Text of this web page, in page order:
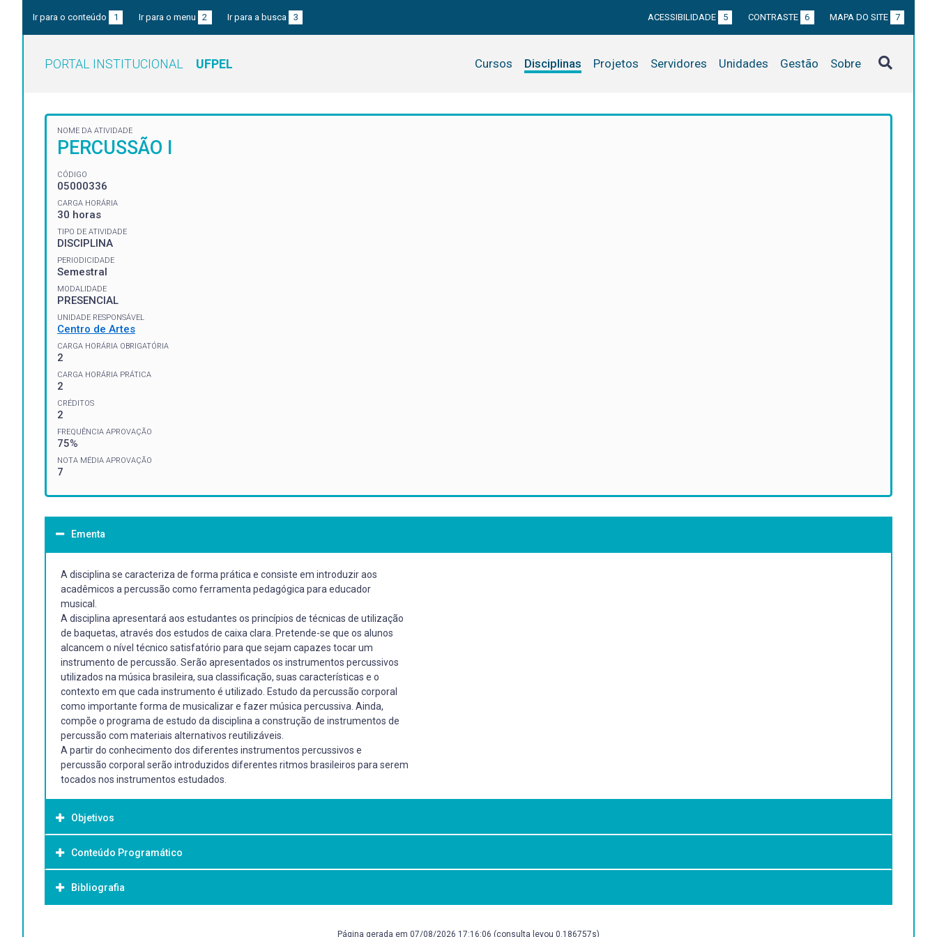
Ir para o conteúdo 1 Ir para o menu 2 Ir para a busca 3 ACESSIBILIDADE 5 CONTRASTE 6 MAPA DO SITE 7
PORTAL INSTITUCIONAL UFPEL Cursos Disciplinas Projetos Servidores Unidades Gestão Sobre
NOME DA ATIVIDADE
PERCUSSÃO I
CÓDIGO
05000336
CARGA HORÁRIA
30 horas
TIPO DE ATIVIDADE
DISCIPLINA
PERIODICIDADE
Semestral
MODALIDADE
PRESENCIAL
UNIDADE RESPONSÁVEL
Centro de Artes
CARGA HORÁRIA OBRIGATÓRIA
2
CARGA HORÁRIA PRÁTICA
2
CRÉDITOS
2
FREQUÊNCIA APROVAÇÃO
75%
NOTA MÉDIA APROVAÇÃO
7
Ementa
A disciplina se caracteriza de forma prática e consiste em introduzir aos
acadêmicos a percussão como ferramenta pedagógica para educador
musical.
A disciplina apresentará aos estudantes os princípios de técnicas de utilização
de baquetas, através dos estudos de caixa clara. Pretende-se que os alunos
alcancem o nível técnico satisfatório para que sejam capazes tocar um
instrumento de percussão. Serão apresentados os instrumentos percussivos
utilizados na música brasileira, sua classificação, suas características e o
contexto em que cada instrumento é utilizado. Estudo da percussão corporal
como importante forma de musicalizar e fazer música percussiva. Ainda,
compõe o programa de estudo da disciplina a construção de instrumentos de
percussão com materiais alternativos reutilizáveis.
A partir do conhecimento dos diferentes instrumentos percussivos e
percussão corporal serão introduzidos diferentes ritmos brasileiros para serem
tocados nos instrumentos estudados.
Objetivos
Objetivo Geral:
Objetivo(s) Geral(ais):
Oportunizar o estudo de percussão como ferramenta pedagógica na formação
Conteúdo Programático
- Introdução à técnica de caixa clara;
- Estudos dos ritmos brasileiros;
Bibliografia
Página gerada em 07/08/2026 17:16:06 (consulta levou 0.186757s)